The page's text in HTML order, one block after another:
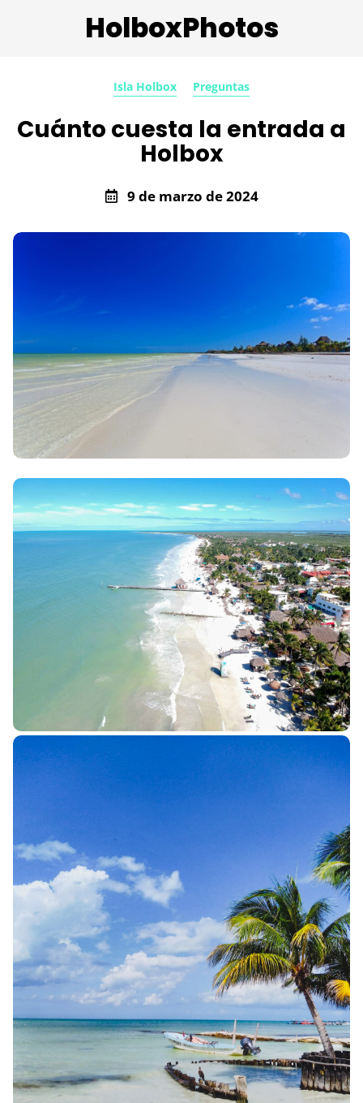
HolboxPhotos
Isla Holbox Preguntas
Cuánto cuesta la entrada a
Holbox
9 de marzo de 2024